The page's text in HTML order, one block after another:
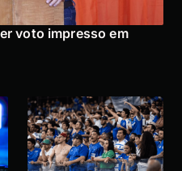
voto impresso em